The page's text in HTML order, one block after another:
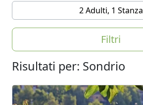
2 Adulti, 1 Stanza
Filtri
Risultati per: Sondrio